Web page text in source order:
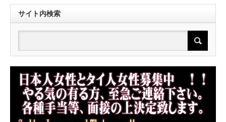
サイト内検索